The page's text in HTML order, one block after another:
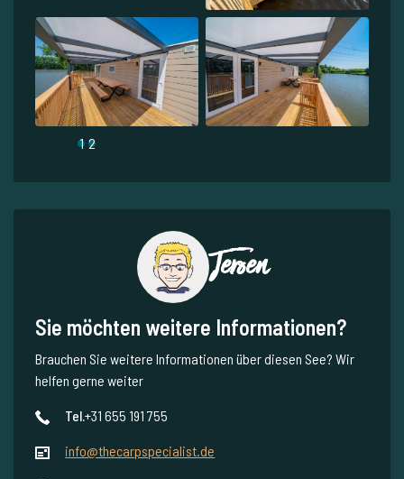
1 2
Jeroen
Sie möchten weitere Informationen?
Brauchen Sie weitere Informationen über diesen See? Wir
helfen gerne weiter
Tel.+31 655 191 755
info@thecarpspecialist.de